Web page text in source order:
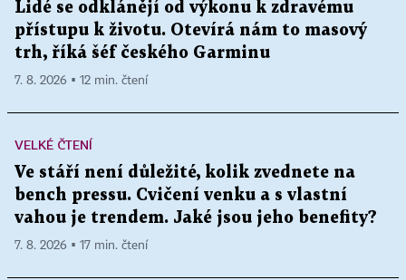
Lidé se odklánějí od výkonu k zdravému
přístupu k životu. Otevírá nám to masový
trh, říká šéf českého Garminu
7. 8. 2026 ▪ 12 min. čtení
VELKÉ ČTENÍ
Ve stáří není důležité, kolik zvednete na
bench pressu. Cvičení venku a s vlastní
vahou je trendem. Jaké jsou jeho benefity?
7. 8. 2026 ▪ 17 min. čtení